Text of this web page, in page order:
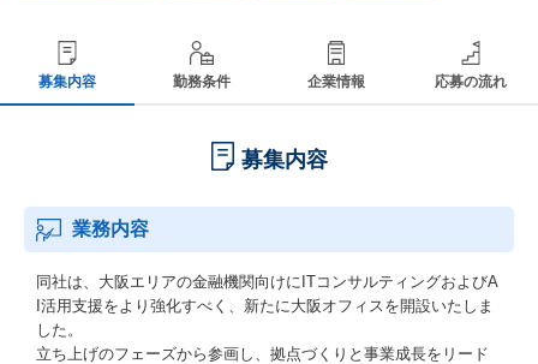
募集内容 勤務条件 企業情報 応募の流れ
募集内容
業務内容
同社は、大阪エリアの金融機関向けにITコンサルティングおよびA
I活用支援をより強化すべく、新たに大阪オフィスを開設いたしま
した。
立ち上げのフェーズから参画し、拠点づくりと事業成長をリード